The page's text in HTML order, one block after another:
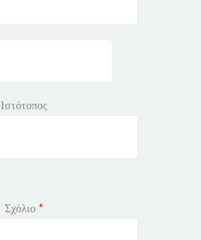
Ιστότοπος
Σχόλιο *